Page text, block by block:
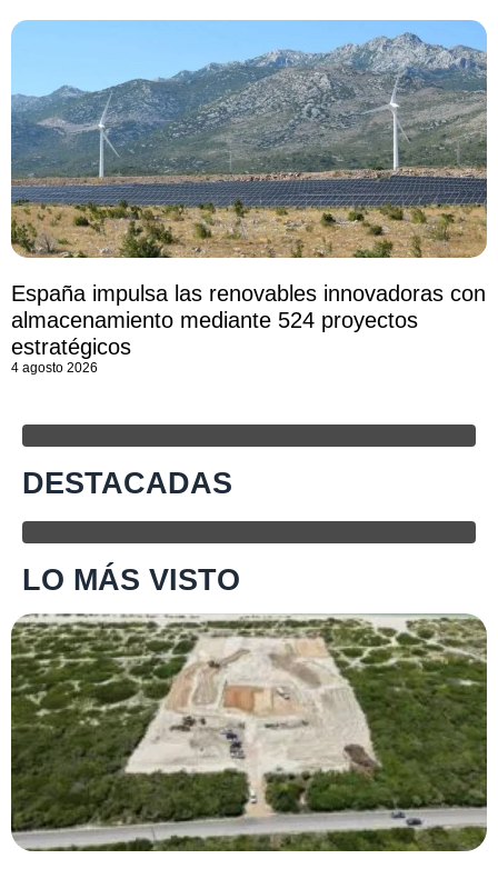
España impulsa las renovables innovadoras con
almacenamiento mediante 524 proyectos
estratégicos
4 agosto 2026
DESTACADAS
LO MÁS VISTO